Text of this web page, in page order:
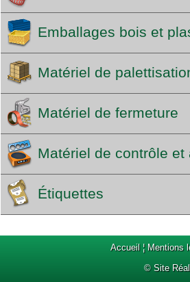
Emballages bois et
Matériel de
Matériel de fermeture
Matériel de contrôle et
Étiquettes
Accueil¦ Mentions
© Site